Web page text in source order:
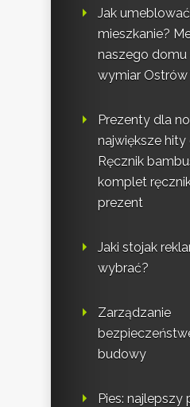
Jak
mieszkanie?
naszego domu
wymiar
Prezenty dla
największe
Ręcznik
komplet
prezent
Jaki stojak
wybrać?
Zarządzanie
budowy
Pies: najlepszy